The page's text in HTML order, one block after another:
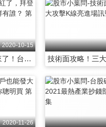
2020-10-15
蘋果紅了，拜登來了！台股受惠族群有誰？ 第26集
2020-11-26